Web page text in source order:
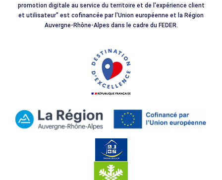
promotion digitale au service du territoire et de l'expérience client
et utilisateur" est cofinancée par l'Union européenne et la Région
Auvergne-Rhône-Alpes dans le cadre du FEDER.